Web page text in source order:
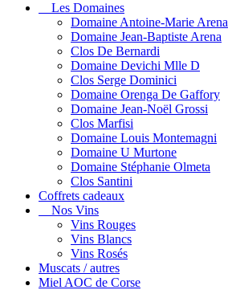
Les Domaines
Domaine Antoine-Marie Arena
Domaine Jean-Baptiste Arena
Clos De Bernardi
Domaine Devichi Mlle D
Clos Serge Dominici
Domaine Orenga De Gaffory
Domaine Jean-Noël Grossi
Clos Marfisi
Domaine Louis Montemagni
Domaine U Murtone
Domaine Stéphanie Olmeta
Clos Santini
Coffrets cadeaux
Nos Vins
Vins Rouges
Vins Blancs
Vins Rosés
Muscats / autres
Miel AOC de Corse